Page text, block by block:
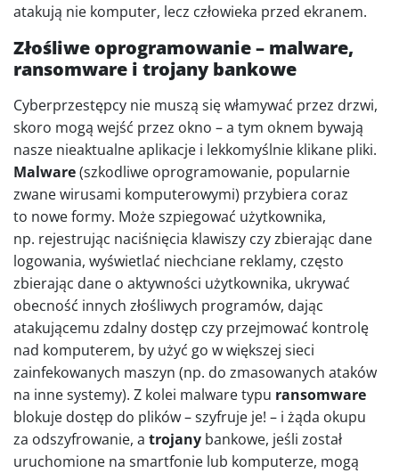
atakują nie komputer, lecz człowieka przed ekranem.
Złośliwe oprogramowanie – malware,
ransomware i trojany bankowe
Cyberprzestępcy nie muszą się włamywać przez drzwi,
skoro mogą wejść przez okno – a tym oknem bywają
nasze nieaktualne aplikacje i lekkomyślnie klikane pliki.
Malware(szkodliwe oprogramowanie, popularnie
zwane wirusami komputerowymi) przybiera coraz
to nowe formy. Może szpiegować użytkownika,
np. rejestrując naciśnięcia klawiszy czy zbierając dane
logowania, wyświetlać niechciane reklamy, często
zbierając dane o aktywności użytkownika, ukrywać
obecność innych złośliwych programów, dając
atakującemu zdalny dostęp czy przejmować kontrolę
nad komputerem, by użyć go w większej sieci
zainfekowanych maszyn (np. do zmasowanych ataków
na inne systemy). Z kolei malware typu ransomware
blokuje dostęp do plików – szyfruje je! – i żąda okupu
za odszyfrowanie, a trojany bankowe, jeśli został
uruchomione na smartfonie lub komputerze, mogą